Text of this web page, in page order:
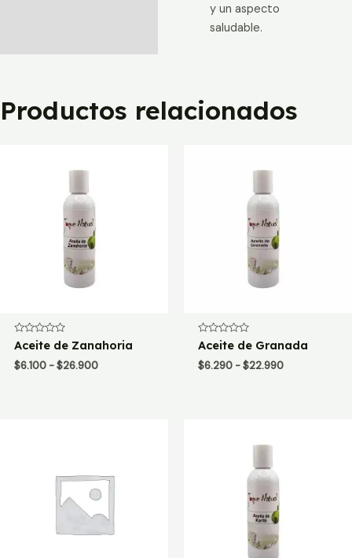
y un aspecto
saludable.
Productos relacionados
Valorado
con
0
de
Aceite de Zanahoria
$6.100 - $26.900Rango
Valorado
con
0
de
Aceite de Granada
$6.290 - $22.990Rango